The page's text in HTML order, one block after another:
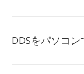
DDSをパソコン